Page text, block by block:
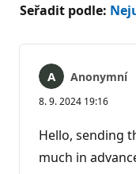
Seřadit podle:
Anonymní
8. 9. 2024 19:16
Hello, sending
much in